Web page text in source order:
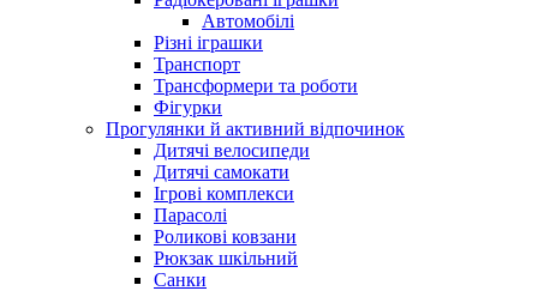
Автомобілі
Різні іграшки
Транспорт
Трансформери та роботи
Фігурки
Прогулянки й активний відпочинок
Дитячі велосипеди
Дитячі самокати
Ігрові комплекси
Парасолі
Роликові ковзани
Рюкзак шкільний
Санки